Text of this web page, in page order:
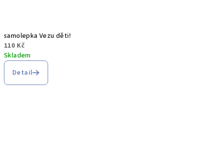
samolepka Vezu děti!
110 Kč
Skladem
Detail